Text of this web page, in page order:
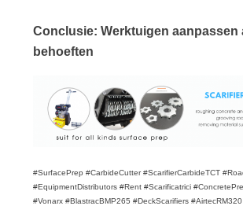
Conclusie: Werktuigen aanpassen
behoeften
#SurfacePrep #CarbideCutter #ScarifierCarbideTCT
#EquipmentDistributors #Rent #Scarificatrici
#Vonarx #BlastracBMP265 #DeckScarifiers